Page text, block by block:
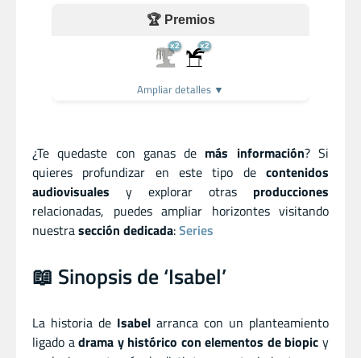
🏆 Premios
x2 x2
Ampliar detalles ▼
¿Te quedaste con ganas de más información? Si
quieres profundizar en este tipo de contenidos
audiovisuales y explorar otras producciones
relacionadas, puedes ampliar horizontes visitando
nuestrasección dedicada:Series
📖 Sinopsis de ‘Isabel’
La historia de Isabel arranca con un planteamiento
ligado adrama y histórico con elementos de biopic y